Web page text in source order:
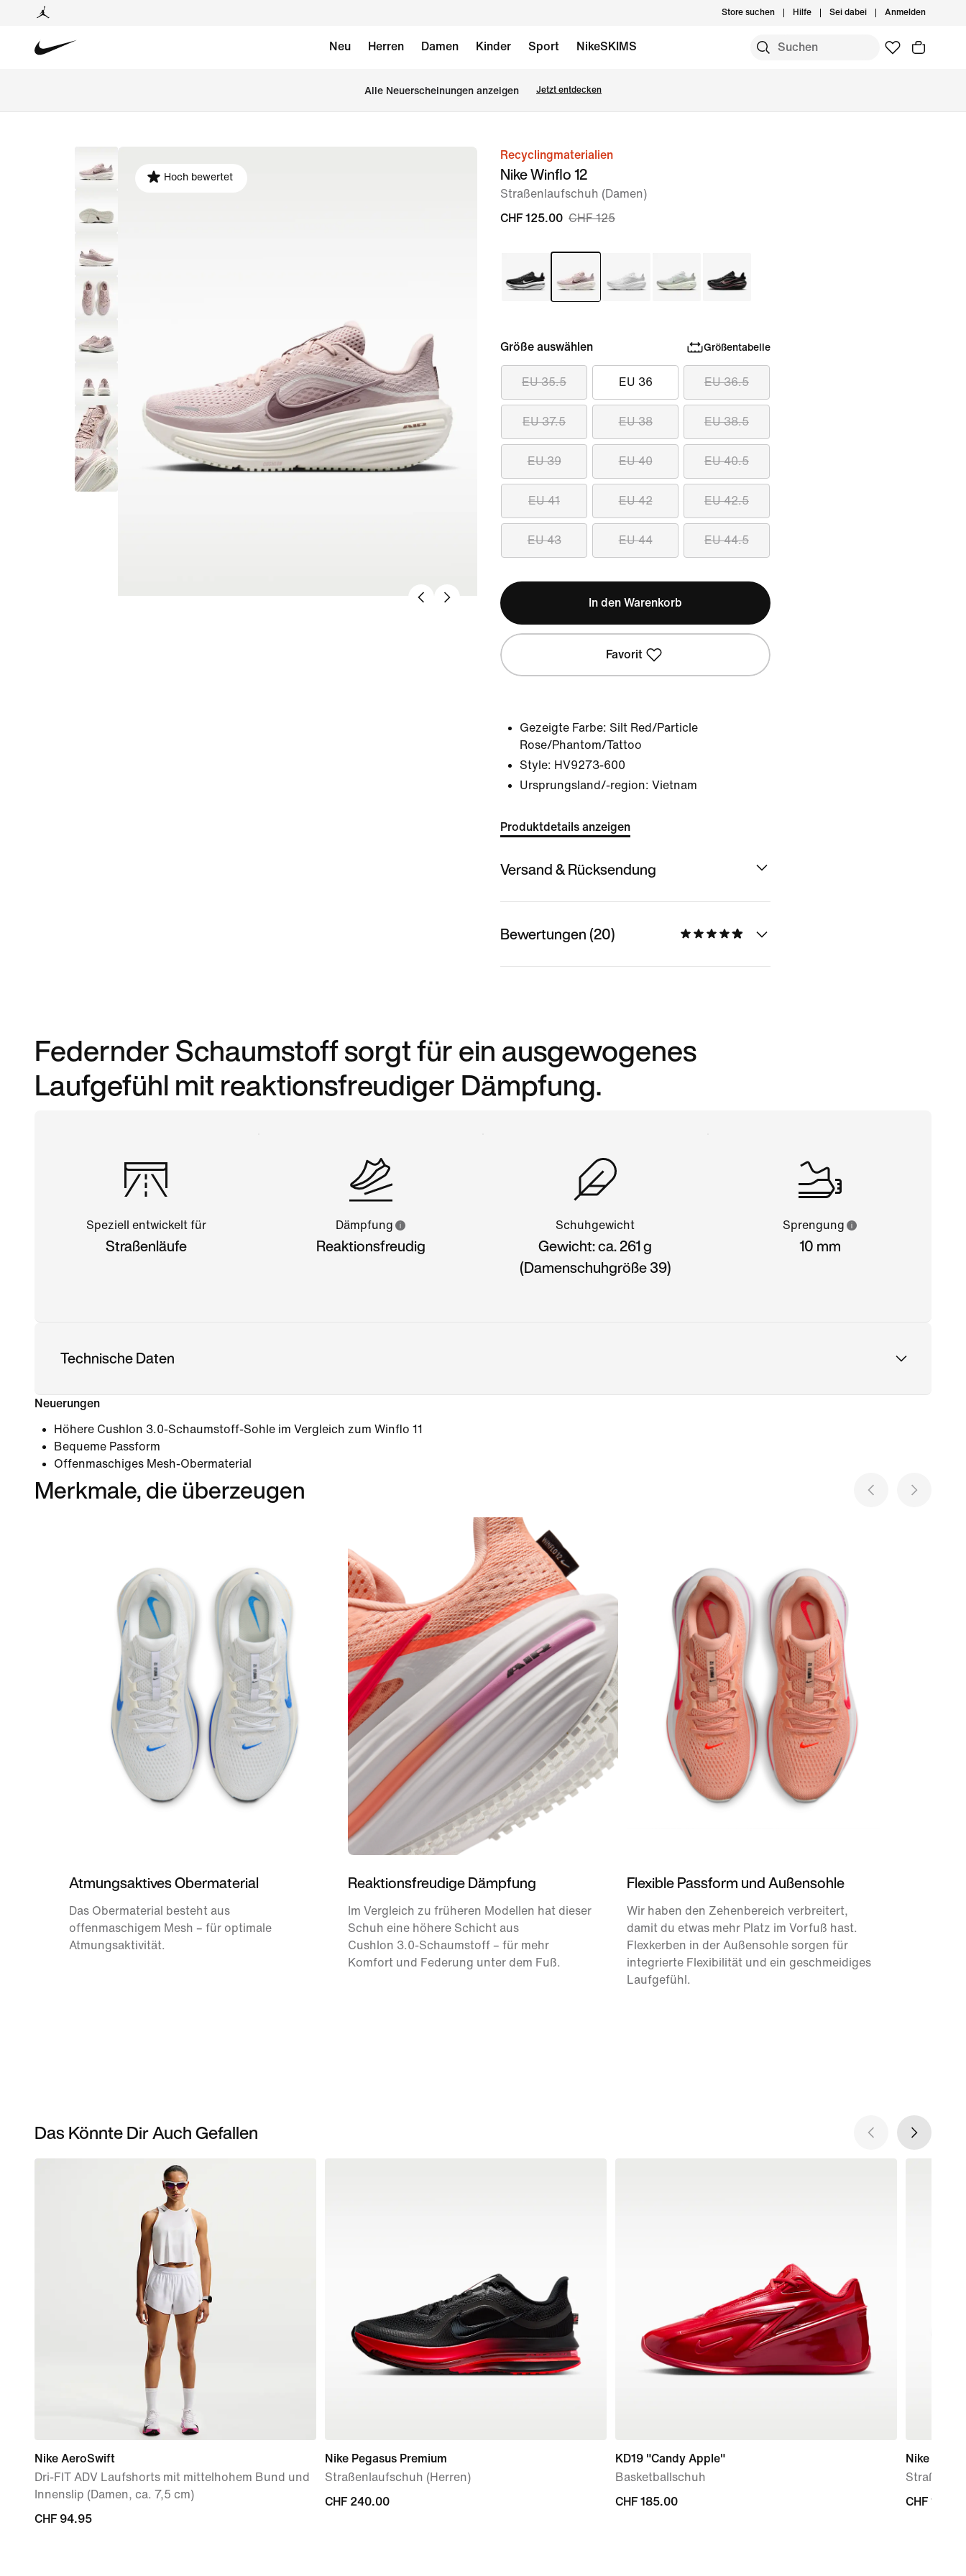
Store suchen Hilfe Sei dabei Anmelden
Neu Herren Damen Kinder Sport NikeSKIMS
Alle Neuerscheinungen anzeigen Jetzt entdecken
Bild 1
Hoch bewertet
Recyclingmaterialien
Nike Winflo 12
Straßenlaufschuh (Damen)
CHF 125.00 CHF 125
Größe auswählen Größentabelle
EU 35.5 EU 36 EU 36.5
EU 37.5 EU 38 EU 38.5
EU 39 EU 40 EU 40.5
EU 41 EU 42 EU 42.5
EU 43 EU 44 EU 44.5
In den Warenkorb
Favorit
Gezeigte Farbe: Silt Red/Particle
Rose/Phantom/Tattoo
Style: HV9273-600
Ursprungsland/-region: Vietnam
Produktdetails anzeigen
Versand & Rücksendung
Bewertungen (20)
Federnder Schaumstoff sorgt für ein ausgewogenes
Laufgefühl mit reaktionsfreudiger Dämpfung.
Speziell entwickelt für
Straßenläufe
Dämpfung
Reaktionsfreudig
Schuhgewicht
Gewicht: ca. 261 g
(Damenschuhgröße 39)
Sprengung
10 mm
Technische Daten
Neuerungen
Höhere Cushlon 3.0-Schaumstoff-Sohle im Vergleich zum Winflo 11
Bequeme Passform
Offenmaschiges Mesh-Obermaterial
Merkmale, die überzeugen
Atmungsaktives Obermaterial
Das Obermaterial besteht aus
offenmaschigem Mesh – für optimale
Atmungsaktivität.
Reaktionsfreudige Dämpfung
Im Vergleich zu früheren Modellen hat dieser
Schuh eine höhere Schicht aus
Cushlon 3.0-Schaumstoff – für mehr
Komfort und Federung unter dem Fuß.
Flexible Passform und Außensohle
Wir haben den Zehenbereich verbreitert,
damit du etwas mehr Platz im Vorfuß hast.
Flexkerben in der Außensohle sorgen für
integrierte Flexibilität und ein geschmeidiges
Laufgefühl.
Das Könnte Dir Auch Gefallen
Nike AeroSwift
Dri-FIT ADV Laufshorts mit mittelhohem Bund und
Innenslip (Damen, ca. 7,5 cm)
CHF 94.95
CHF 94.95
Nike Pegasus Premium
Straßenlaufschuh (Herren)
CHF 240.00
CHF 240.00
KD19 "Candy Apple"
Basketballschuh
CHF 185.00
CHF 185.00
Nike
CHF
CHF